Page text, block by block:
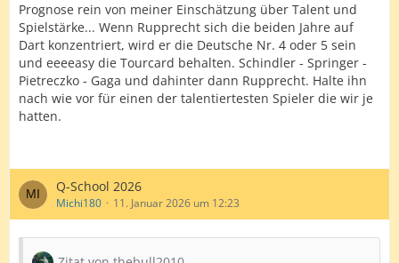
Prognose rein von meiner Einschätzung über Talent und
Spielstärke... Wenn Rupprecht sich die beiden Jahre auf
Dart konzentriert, wird er die Deutsche Nr. 4 oder 5 sein
und eeeeasy die Tourcard behalten. Schindler - Springer -
Pietreczko - Gaga und dahinter dann Rupprecht. Halte ihn
nach wie vor für einen der talentiertesten Spieler die wir je
hatten.
Q-School 2026
Michi180 11. Januar 2026 um 12:23